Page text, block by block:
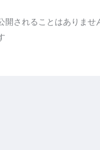
開されることはありませ